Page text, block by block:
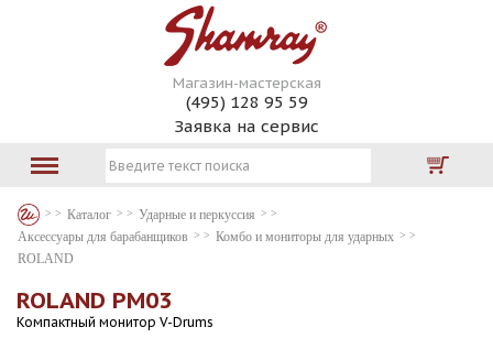
Магазин-мастерская
(495) 128 95 59
Заявка на сервис
Каталог
Ударные и перкуссия
Аксессуары для барабанщиков
Комбо и мониторы для ударных
ROLAND
ROLAND PM03
Компактный монитор V-Drums